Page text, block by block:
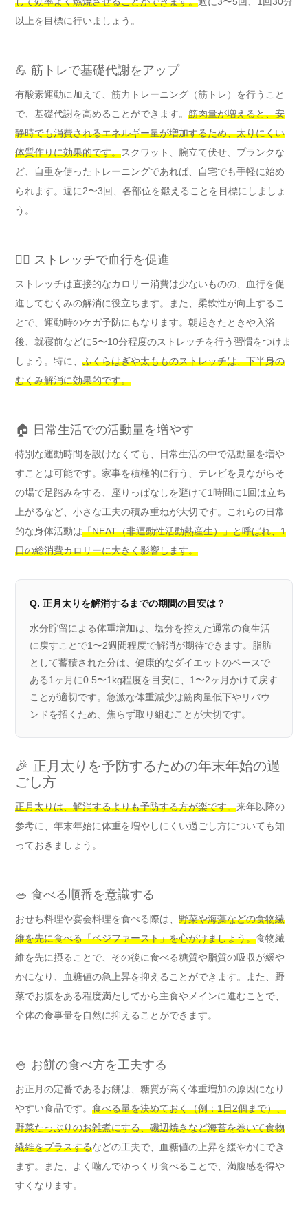
以上を目標に行いましょう。
💪 筋トレで基礎代謝をアップ
有酸素運動に加えて、筋力トレーニング（筋トレ）を行うこと
で、基礎代謝を高めることができます。 筋肉量が増えると、安
静時でも消費されるエネルギー量が増加するため、太りにくい
体質作りに効果的です。スクワット、腕立て伏せ、プランクな
ど、自重を使ったトレーニングであれば、自宅でも手軽に始め
られます。週に2〜3回、各部位を鍛えることを目標にしましょ
う。
🧘‍♀️ ストレッチで血行を促進
ストレッチは直接的なカロリー消費は少ないものの、血行を促
進してむくみの解消に役立ちます。また、柔軟性が向上するこ
とで、運動時のケガ予防にもなります。朝起きたときや入浴
後、就寝前などに5〜10分程度のストレッチを行う習慣をつけま
しょう。特に、 ふくらはぎや太もものストレッチは、下半身の
むくみ解消に効果的です。
🏠 日常生活での活動量を増やす
特別な運動時間を設けなくても、日常生活の中で活動量を増や
すことは可能です。家事を積極的に行う、テレビを見ながらそ
の場で足踏みをする、座りっぱなしを避けて1時間に1回は立ち
上がるなど、小さな工夫の積み重ねが大切です。これらの日常
的な身体活動は「NEAT（非運動性活動熱産生）」と呼ばれ、1
日の総消費カロリーに大きく影響します。
Q. 正月太りを解消するまでの期間の目安は？
水分貯留による体重増加は、塩分を控えた通常の食生活
に戻すことで1〜2週間程度で解消が期待できます。脂肪
として蓄積された分は、健康的なダイエットのペースで
ある1ヶ月に0.5〜1kg程度を目安に、1〜2ヶ月かけて戻す
ことが適切です。急激な体重減少は筋肉量低下やリバウ
ンドを招くため、焦らず取り組むことが大切です。
🎉 正月太りを予防するための年末年始の過
ごし方
正月太りは、解消するよりも予防する方が楽です。来年以降の
参考に、年末年始に体重を増やしにくい過ごし方についても知
っておきましょう。
🥗 食べる順番を意識する
おせち料理や宴会料理を食べる際は、 野菜や海藻などの食物繊
維を先に食べる「ベジファースト」を心がけましょう。食物繊
維を先に摂ることで、その後に食べる糖質や脂質の吸収が緩や
かになり、血糖値の急上昇を抑えることができます。また、野
菜でお腹をある程度満たしてから主食やメインに進むことで、
全体の食事量を自然に抑えることができます。
🍚 お餅の食べ方を工夫する
お正月の定番であるお餅は、糖質が高く体重増加の原因になり
やすい食品です。 食べる量を決めておく（例：1日2個まで）、
野菜たっぷりのお雑煮にする、磯辺焼きなど海苔を巻いて食物
繊維をプラスするなどの工夫で、血糖値の上昇を緩やかにでき
ます。また、よく噛んでゆっくり食べることで、満腹感を得や
すくなります。